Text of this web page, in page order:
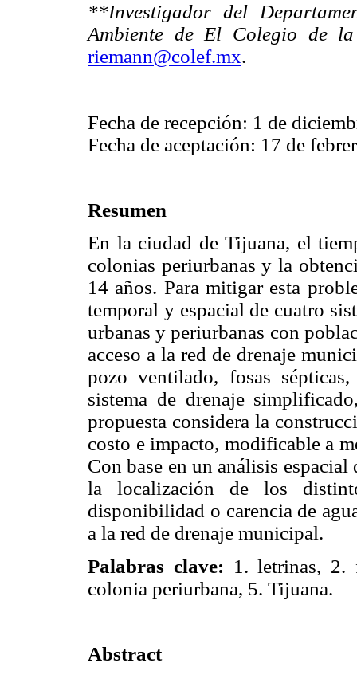
**Investigador del
Ambiente de El Colegio de
riemann@colef.mx.
Fecha de recepción: 1 de
Fecha de aceptación: 17 de
Resumen
En la ciudad de Tijuana, el
colonias periurbanas y la
14 años. Para mitigar esta
temporal y espacial de cuatro
urbanas y periurbanas con
acceso a la red de drenaje
pozo ventilado, fosas
sistema de drenaje
propuesta considera la
costo e impacto, modificable a
Con base en un análisis
la localización de los
disponibilidad o carencia de
a la red de drenaje municipal.
Palabras clave: 1. letrinas, 2.
colonia periurbana, 5. Tijuana.
Abstract